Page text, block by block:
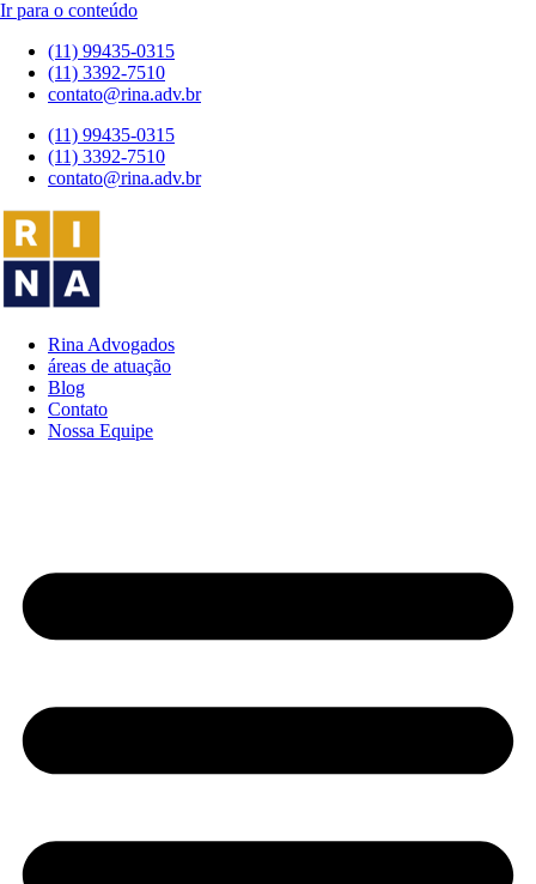
Ir para o conteúdo
(11) 99435-0315
(11) 3392-7510
contato@rina.adv.br
(11) 99435-0315
(11) 3392-7510
contato@rina.adv.br
Rina Advogados
áreas de atuação
Blog
Contato
Nossa Equipe